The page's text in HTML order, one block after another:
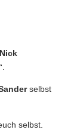
Nick
selbst
selbst.